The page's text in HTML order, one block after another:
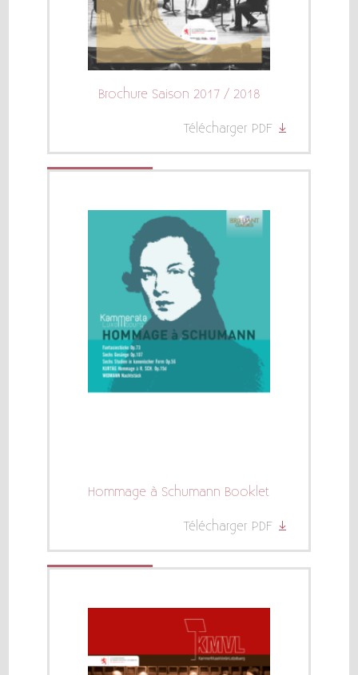
Brochure Saison 2017 / 2018
Télécharger PDF
Hommage à Schumann Booklet
Télécharger PDF